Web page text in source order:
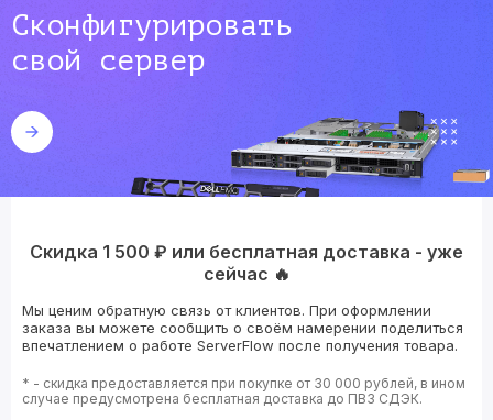
Сконфигурировать
свой сервер
Скидка 1 500 ₽ или бесплатная доставка - уже
сейчас 🔥
Мы ценим обратную связь от клиентов. При оформлении
заказа вы можете сообщить о своём намерении поделиться
впечатлением о работе ServerFlow после получения товара.
* - скидка предоставляется при покупке от 30 000 рублей, в ином
случае предусмотрена бесплатная доставка до ПВЗ СДЭК.